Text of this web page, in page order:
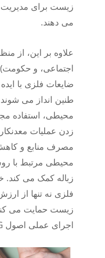
زیست برای مدیریت
می دهند.
اجتماعی، و
ضایعات فلزی با
طنین انداز می
محیطی، استفاده
زدن عملیات
مصرف منابع و
محیطی مرتبط با
زباله کمک می کند.
فلزی نه تنها از
زیست حمایت می
اجرای عملی اصول ESG هستند.